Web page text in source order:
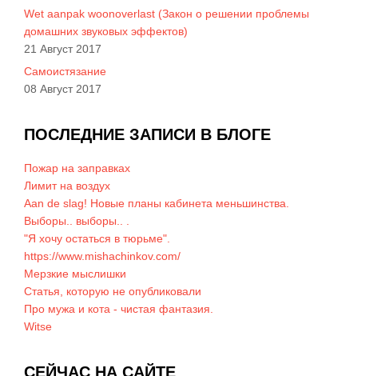
Wet aanpak woonoverlast (Закон о решении проблемы
домашних звуковых эффектов)
21 Август 2017
Самоистязание
08 Август 2017
ПОСЛЕДНИЕ ЗАПИСИ В БЛОГЕ
Пожар на заправках
Лимит на воздух
Aan de slag! Новые планы кабинета меньшинства.
Выборы.. выборы.. .
"Я хочу остаться в тюрьме".
https://www.mishachinkov.com/
Мерзкие мыслишки
Статья, которую не опубликовали
Про мужа и кота - чистая фантазия.
Witse
СЕЙЧАС НА САЙТЕ